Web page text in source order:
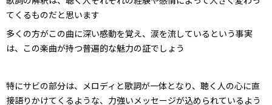
てくるものだと思います
多くの方がこの曲に深い感動を覚え、涙を流しているという事実
は、この楽曲が持つ普遍的な魅力の証でしょう
特にサビの部分は、メロディと歌詞が一体となり、聴く人の心に直
接語りかけてくるような、力強いメッセージが込められているよう